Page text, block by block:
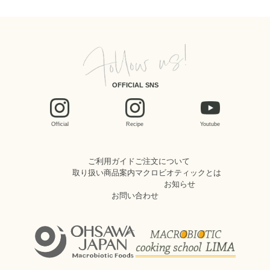
OFFICIAL SNS
Official Recipe Youtube
ご利用ガイドご注文について
取り扱い商品案内マクロビオティックとは
お知らせ
お問い合わせ